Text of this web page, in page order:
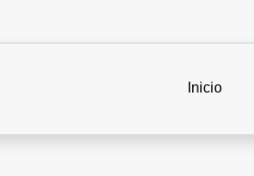
Inicio